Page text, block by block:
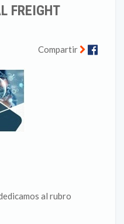
FREIGHT
Compartir
al rubro